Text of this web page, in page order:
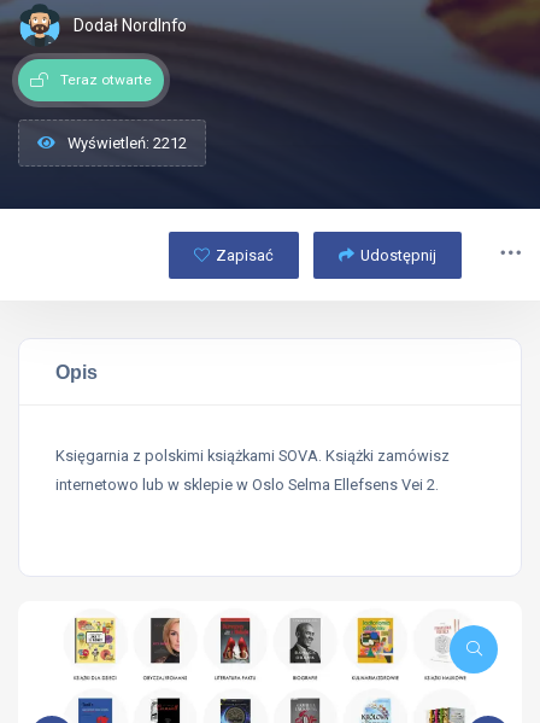
Dodał NordInfo
Teraz otwarte
Wyświetleń: 2212
Zapisać Udostępnij
Opis
Księgarnia z polskimi książkami SOVA. Książki zamówisz
internetowo lub w sklepie w Oslo Selma Ellefsens Vei 2.